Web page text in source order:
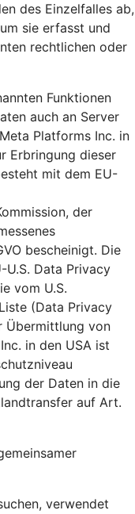
des Einzelfalles ab,
sie erfasst und
rechtlichen oder
Funktionen
auch an Server
Platforms Inc. in
Erbringung dieser
mit dem EU-
der
bescheinigt. Die
U.S. Data Privacy
vom U.S.
(Data Privacy
Übermittlung von
in den USA ist
der Daten in die
auf Art.
verwendet